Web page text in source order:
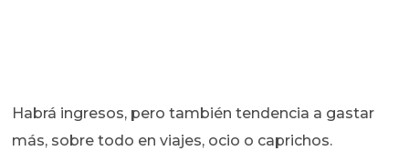
Habrá ingresos, pero también tendencia a gastar
más, sobre todo en viajes, ocio o caprichos.